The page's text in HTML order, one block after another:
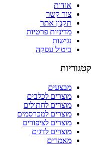
אודות
צור קשר
תקנון אתר
מדיניות פרטיות
נגישות
ביטול עסקה
קטגוריות
מבצעים
מוצרים לכלבים
מוצרים לחתולים
מוצרים למכרסמים
מוצרים לציפורים
מוצרים לדגים
מאמרים